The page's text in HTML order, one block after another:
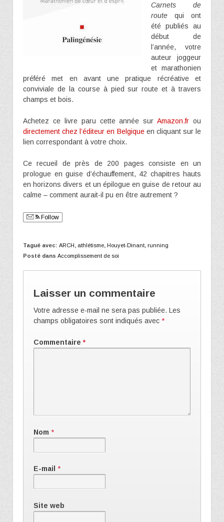
Carnets de
route qui ont
été publiés au
début de
l’année, votre
auteur joggeur
et marathonien
préféré met en avant une pratique récréative et
conviviale de la course à pied sur route et à travers
champs et bois.
Achetez ce livre paru cette année surAmazon.fr ou
directement chez l’éditeur en Belgiqueen cliquant sur le
lien correspondant à votre choix.
Ce recueil de près de 200 pages consiste en un
prologue en guise d’échauffement, 42 chapitres hauts
en horizons divers et un épilogue en guise de retour au
calme – comment aurait-il pu en être autrement ?
Follow
Tagué avec: ARCH athlétisme Houyet-Dinant running
Posté dans Accomplissement de soi
Laisser un commentaire
Votre adresse e-mail ne sera pas publiée. Les
champs obligatoires sont indiqués avec *
Commentaire *
Nom *
E-mail *
Site web